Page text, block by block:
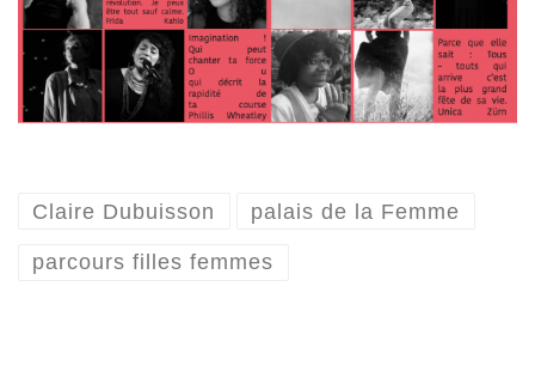
Claire Dubuisson palais de la Femme
parcours filles femmes